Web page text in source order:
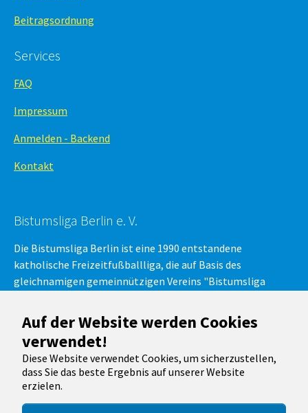
Auf der Website werden Cookies
verwendet!
Diese Website verwendet Cookies, um sicherzustellen,
dass Sie das beste Ergebnis auf unserer Website
erzielen.
Beitragsordnung
Services
FAQ
Impressum
Anmelden - Backend
Kontakt
Bistumsliga Berlin e. V.
Die Bistumsliga Berlin ist eine 1990 entstandene
katholische Freizeitfußballliga, die auf Basis des
gleichnamigen gemeinnützigen Vereins "Bistumsliga
Bistumsliga-Fußball-Meisterschaft, nehmen Mannschaften
aus der Region Berlin in verschiedenen Spielklassen teil.
Running with